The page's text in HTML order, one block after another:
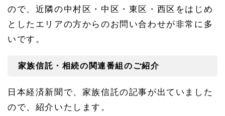
ので、近隣の中村区・中区・東区・西区をはじめ
としたエリアの方からのお問い合わせが非常に多
いです。
家族信託・相続の関連番組のご紹介
日本経済新聞で、家族信託の記事が出ていました
ので、紹介いたします。